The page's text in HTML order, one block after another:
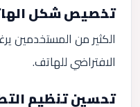
تخصيص شكل
الكثير من المستخدمين
الافتراضي للهاتف.
تحسين تنظيم